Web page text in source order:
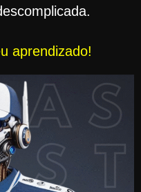
aprendizado!